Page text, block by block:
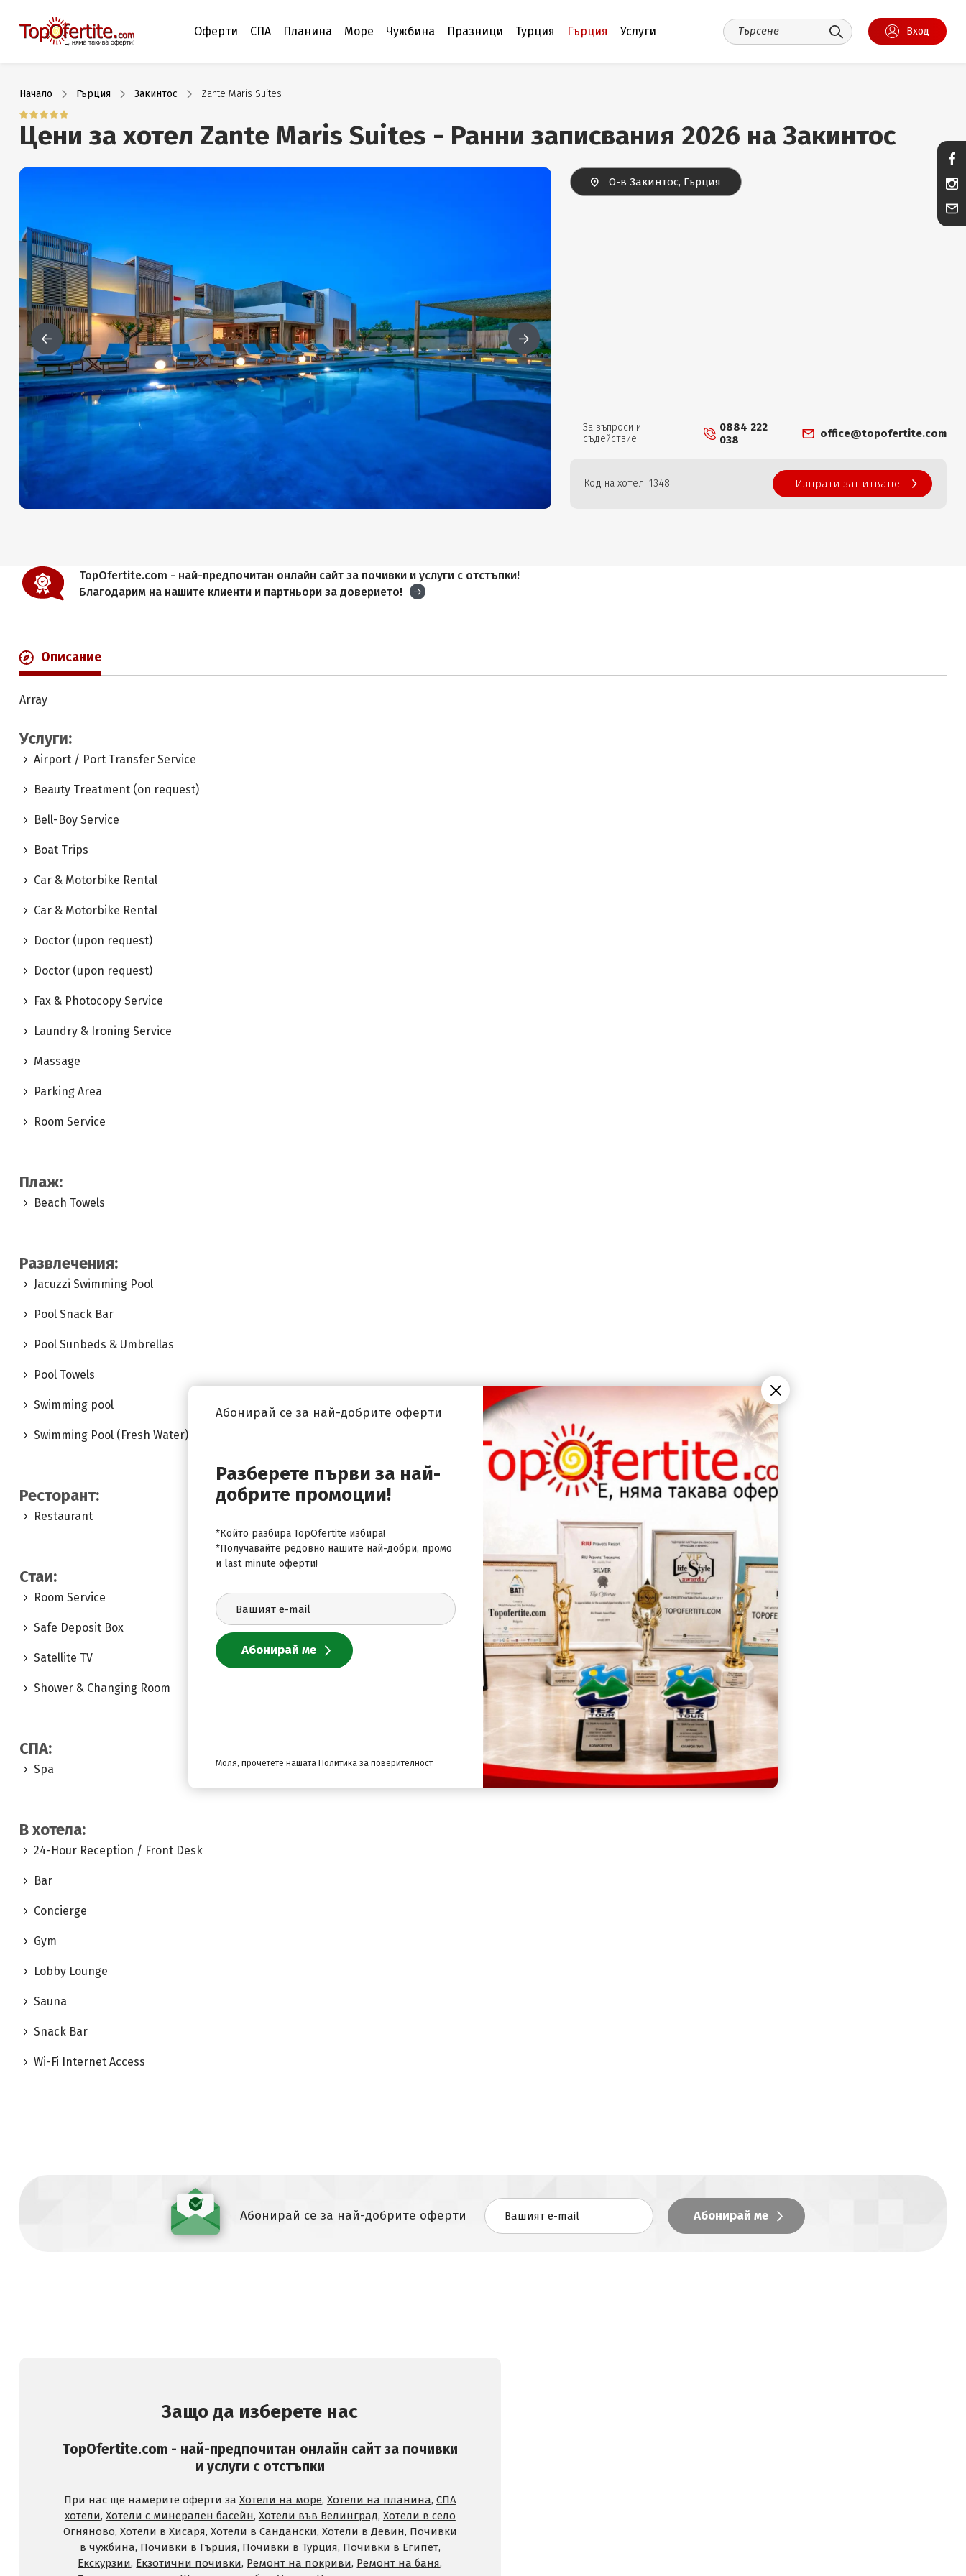
Оферти СПА Планина Море Чужбина Празници Турция Гърция Услуги Вход
Начало Гърция Закинтос Zante Maris Suites
Цени за хотел Zante Maris Suites - Ранни записвания 2026 на Закинтос
О-в Закинтос, Гърция
За въпроси и
съдействие
0884 222
038
office@topofertite.com
Код на хотел: 1348 Изпрати запитване
TopOfertite.com - най-предпочитан онлайн сайт за почивки и услуги с отстъпки!
Благодарим на нашите клиенти и партньори за доверието!
Описание
Array
Услуги:
Airport / Port Transfer Service
Beauty Treatment (on request)
Bell-Boy Service
Boat Trips
Car & Motorbike Rental
Car & Motorbike Rental
Doctor (upon request)
Doctor (upon request)
Fax & Photocopy Service
Laundry & Ironing Service
Massage
Parking Area
Room Service
Плаж:
Beach Towels
Развлечения:
Jacuzzi Swimming Pool
Pool Snack Bar
Pool Sunbeds & Umbrellas
Pool Towels
Swimming pool
Swimming Pool (Fresh Water)
Ресторант:
Restaurant
Стаи:
Room Service
Safe Deposit Box
Satellite TV
Shower & Changing Room
СПА:
Spa
В хотела:
24-Hour Reception / Front Desk
Bar
Concierge
Gym
Lobby Lounge
Sauna
Snack Bar
Wi-Fi Internet Access
Абонирай се за най-добрите оферти
Защо да изберете нас
TopOfertite.com - най-предпочитан онлайн сайт за почивки
и услуги с отстъпки
При нас ще намерите оферти за Хотели на море, Хотели на планина, СПА
хотели, Хотели с минерален басейн, Хотели във Велинград, Хотели в село
Огняново, Хотели в Хисаря, Хотели в Сандански, Хотели в Девин, Почивки
в чужбина, Почивки в Гърция, Почивки в Турция, Почивки в Египет,
Екскурзии, Екзотични почивки, Ремонт на покриви, Ремонт на баня,
Абонирай се за най-добрите оферти
Разберете първи за най-
добрите промоции!
*Който разбира TopOfertite избира!
*Получавайте редовно нашите най-добри, промо
и last minute оферти!
Моля, прочетете нашата Политика за поверителност